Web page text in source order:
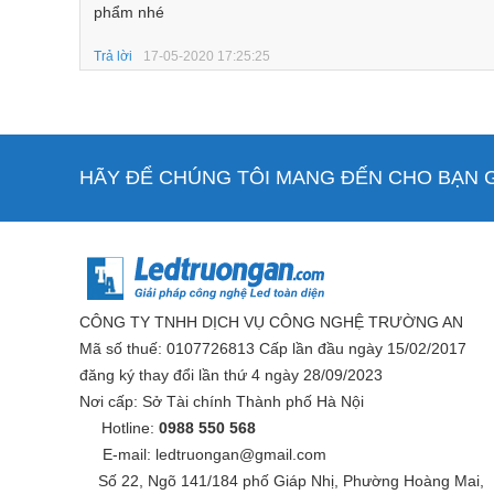
phẩm nhé
Trả lời 17-05-2020 17:25:25
HÃY ĐỂ CHÚNG TÔI MANG ĐẾN CHO BẠN
CÔNG TY TNHH DỊCH VỤ CÔNG NGHỆ TRƯỜNG AN
Mã số thuế: 0107726813 Cấp lần đầu ngày 15/02/2017
đăng ký thay đổi lần thứ 4 ngày 28/09/2023
Nơi cấp: Sở Tài chính Thành phố Hà Nội
Hotline: 0988 550 568
E-mail: ledtruongan@gmail.com
Số 22, Ngõ 141/184 phố Giáp Nhị, Phường Hoàng Mai,